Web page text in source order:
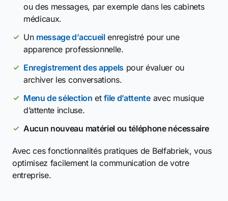
ou des messages, par exemple dans les cabinets
médicaux.
Un message d’accueilenregistré pour une
apparence professionnelle.
Enregistrement des appels pour évaluer ou
archiver les conversations.
Menu de sélection etfile d’attenteavec musique
d’attente incluse.
Aucun nouveau matériel ou téléphone nécessaire
Avec ces fonctionnalités pratiques de Belfabriek, vous
optimisez facilement la communication de votre
entreprise.